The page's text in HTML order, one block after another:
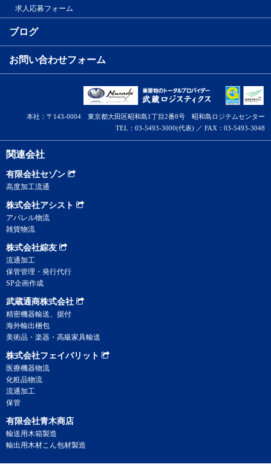
求人応募フォーム
ブログ
お問い合わせフォーム
本社：〒143-0004 東京都大田区昭和島1丁目2番8号 昭和島ロジテムセンター
TEL：03-5493-3000(代表) ／ FAX：03-5493-3048
関連会社
有限会社セゾン
高度加工流通
株式会社アシスト
アパレル物流
雑貨物流
株式会社綜友
流通加工
保管管理・発行代行
SP企画作成
武蔵通商株式会社
精密機器輸送、据付
海外輸出梱包
美術品・楽器・高級家具輸送
株式会社フェイバリット
医療機器物流
化粧品物流
流通加工
保管
有限会社青木商店
輸送用木箱製造
輸出用木材こん包材製造